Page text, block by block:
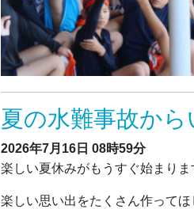
夏の水難事故か
2026年7月16日 08時59分
楽しい夏休みがもうすぐ始まりま
楽しい思い出をたくさん作ってほ